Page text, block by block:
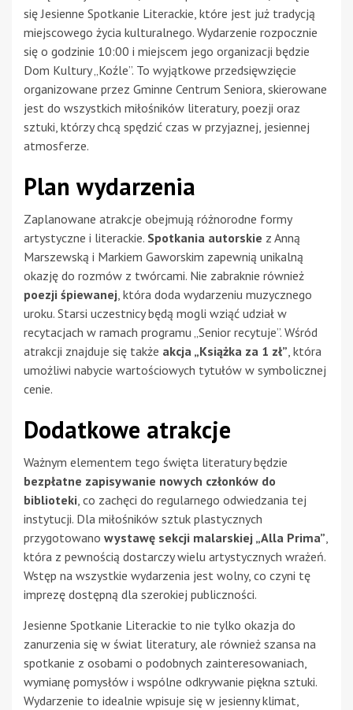
się Jesienne Spotkanie Literackie, które jest już tradycją
miejscowego życia kulturalnego. Wydarzenie rozpocznie
się o godzinie 10:00 i miejscem jego organizacji będzie
Dom Kultury „Koźle”. To wyjątkowe przedsięwzięcie
organizowane przez Gminne Centrum Seniora, skierowane
jest do wszystkich miłośników literatury, poezji oraz
sztuki, którzy chcą spędzić czas w przyjaznej, jesiennej
atmosferze.
Plan wydarzenia
Zaplanowane atrakcje obejmują różnorodne formy
artystyczne i literackie. Spotkania autorskie z Anną
Marszewską i Markiem Gaworskim zapewnią unikalną
okazję do rozmów z twórcami. Nie zabraknie również
poezji śpiewanej, która doda wydarzeniu muzycznego
uroku. Starsi uczestnicy będą mogli wziąć udział w
recytacjach w ramach programu „Senior recytuje”. Wśród
atrakcji znajduje się także akcja „Książka za 1 zł”, która
umożliwi nabycie wartościowych tytułów w symbolicznej
cenie.
Dodatkowe atrakcje
Ważnym elementem tego święta literatury będzie
bezpłatne zapisywanie nowych członków do
biblioteki, co zachęci do regularnego odwiedzania tej
instytucji. Dla miłośników sztuk plastycznych
przygotowano wystawę sekcji malarskiej „Alla Prima”,
która z pewnością dostarczy wielu artystycznych wrażeń.
Wstęp na wszystkie wydarzenia jest wolny, co czyni tę
imprezę dostępną dla szerokiej publiczności.
Jesienne Spotkanie Literackie to nie tylko okazja do
zanurzenia się w świat literatury, ale również szansa na
spotkanie z osobami o podobnych zainteresowaniach,
wymianę pomysłów i wspólne odkrywanie piękna sztuki.
Wydarzenie to idealnie wpisuje się w jesienny klimat,